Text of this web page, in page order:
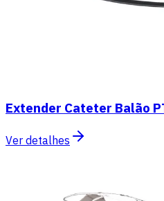
Extender Cateter Balão
Ver detalhes